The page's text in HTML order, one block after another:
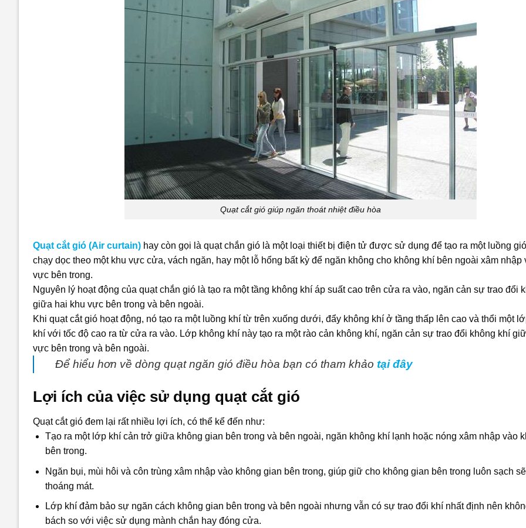
Quạt cắt gió giúp ngăn thoát nhiệt điều hòa
Quạt cắt gió (Air curtain) hay còn gọi là quạt chắn gió là một loại thiết bị điện tử được sử dụng để tạo ra một luồng
chạy dọc theo một khu vực cửa, vách ngăn, hay một lỗ hổng bất kỳ để ngăn không cho không khí bên ngoài xâm nhập
vực bên trong.
Nguyên lý hoạt động của quạt chắn gió là tạo ra một tầng không khí áp suất cao trên cửa ra vào, ngăn cản sự trao đổi
giữa hai khu vực bên trong và bên ngoài.
Khi quạt cắt gió hoạt động, nó tạo ra một luồng khí từ trên xuống dưới, đẩy không khí ở tầng thấp lên cao và thổi một
khí với tốc độ cao ra từ cửa ra vào. Lớp không khí này tạo ra một rào cản không khí, ngăn cản sự trao đổi không khí
vực bên trong và bên ngoài.
Để hiểu hơn về dòng quạt ngăn gió điều hòa bạn có tham khảo tại đây
Lợi ích của việc sử dụng quạt cắt gió
Quạtcắt gió đem lại rất nhiều lợi ích, có thể kể đến như:
Tạo ra một lớp khí cản trở giữa không gian bên trong và bên ngoài, ngăn không khí lạnh hoặc nóng xâm nhập vào
bên trong.
Ngăn bụi, mùi hôi và côn trùng xâm nhập vào không gian bên trong, giúp giữ cho không gian bên trong luôn sạch
thoáng mát.
Lớp khí đảm bảo sự ngăn cách không gian bên trong và bên ngoài nhưng vẫn có sự trao đổi khí nhất định nên
bách so với việc sử dụng mành chắn hay đóng cửa.